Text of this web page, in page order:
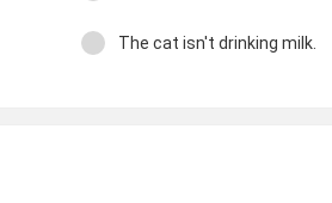
The cat isn't drinking milk.